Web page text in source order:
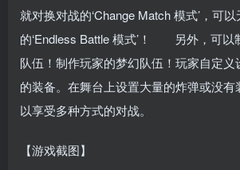
就对换对战的‘Change Match 模式’，可
的‘Endless Battle 模式’！ 另外，可以
队伍！制作玩家的梦幻队伍！玩家自定义
的装备。在舞台上设置大量的炸弹或没
以享受多种方式的对战。
【游戏截图】